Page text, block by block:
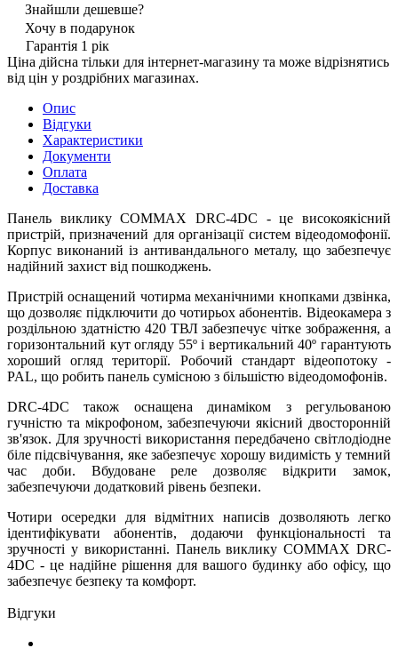
Знайшли дешевше?
Хочу в подарунок
Гарантія 1 рік
Ціна дійсна тільки для інтернет-магазину та може відрізнятись
від цін у роздрібних магазинах.
Опис
Відгуки
Характеристики
Документи
Оплата
Доставка
Панель виклику COMMAX DRC-4DC - це високоякісний
пристрій, призначений для організації систем відеодомофонії.
Корпус виконаний із антивандального металу, що забезпечує
надійний захист від пошкоджень.
Пристрій оснащений чотирма механічними кнопками дзвінка,
що дозволяє підключити до чотирьох абонентів. Відеокамера з
роздільною здатністю 420 ТВЛ забезпечує чітке зображення, а
горизонтальний кут огляду 55º і вертикальний 40º гарантують
хороший огляд території. Робочий стандарт відеопотоку -
PAL, що робить панель сумісною з більшістю відеодомофонів.
DRC-4DC також оснащена динаміком з регульованою
гучністю та мікрофоном, забезпечуючи якісний двосторонній
зв'язок. Для зручності використання передбачено світлодіодне
біле підсвічування, яке забезпечує хорошу видимість у темний
час доби. Вбудоване реле дозволяє відкрити замок,
забезпечуючи додатковий рівень безпеки.
Чотири осередки для відмітних написів дозволяють легко
ідентифікувати абонентів, додаючи функціональності та
зручності у використанні. Панель виклику COMMAX DRC-
4DC - це надійне рішення для вашого будинку або офісу, що
забезпечує безпеку та комфорт.
Відгуки